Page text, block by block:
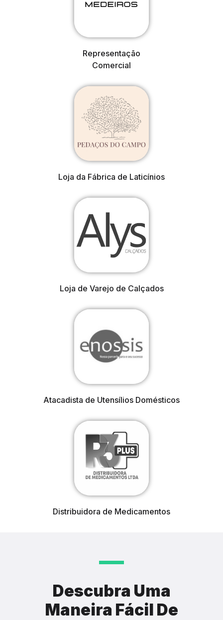
Representação
Comercial
Loja da Fábrica de Laticínios
Loja de Varejo de Calçados
Atacadista de Utensílios Domésticos
Distribuidora de Medicamentos
Descubra Uma
Maneira Fácil De